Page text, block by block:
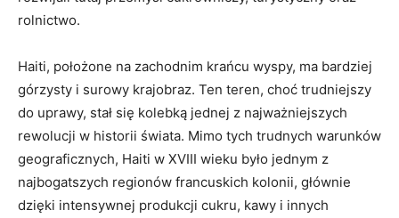
rolnictwo.
Haiti, położone na zachodnim krańcu wyspy, ma bardziej
górzysty i surowy krajobraz. Ten teren, choć trudniejszy
do uprawy, stał się kolebką jednej z najważniejszych
rewolucji w historii świata. Mimo tych trudnych warunków
geograficznych, Haiti w XVIII wieku było jednym z
najbogatszych regionów francuskich kolonii, głównie
dzięki intensywnej produkcji cukru, kawy i innych